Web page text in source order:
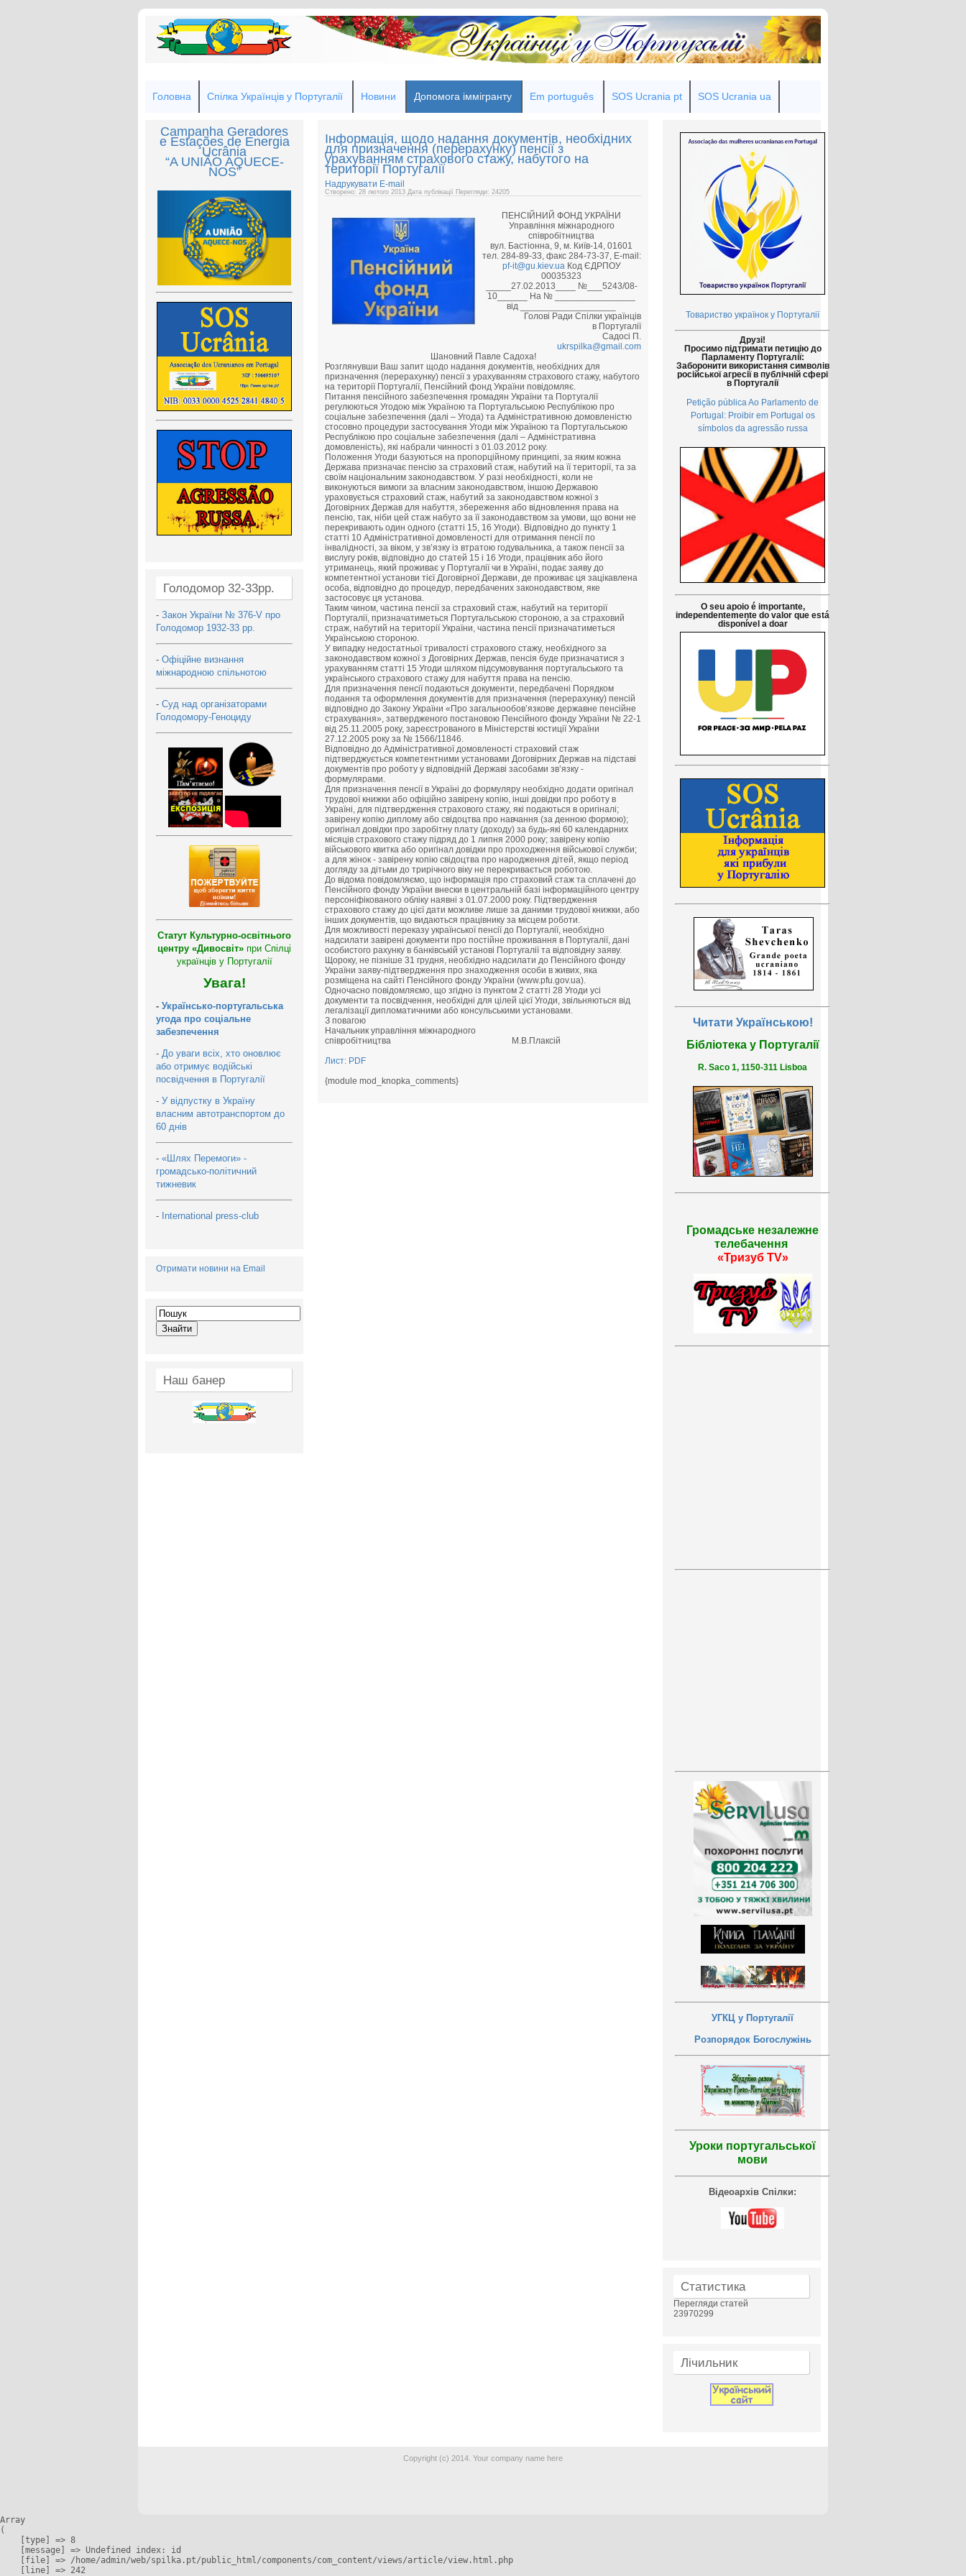
Головна Спілка Українців у Португалії Новини Допомога іммігранту Em português SOS Ucrania pt SOS Ucrania ua
Campanha Geradores
e Estações de Energia
Ucrânia
“A UNIÃO AQUECE-
NOS”
Голодомор 32-33рр.
- Закон України № 376-V про
Голодомор 1932-33 рр.
- Офіційне визнання
міжнародною спільнотою
- Суд над організаторами
Голодомору-Геноциду
Статут Культурно-освітнього
центру «Дивосвіт» при Спілці
українців у Португалії
Увага!
- Українсько-португальська
угода про соціальне
забезпечення
- До уваги всіх, хто оновлює
або отримує водійські
посвідчення в Португалії
- У відпустку в Україну
власним автотранспортом до
60 днів
- «Шлях Перемоги» -
громадсько-політичний
тижневик
- International press-club
Отримати новини на Email
Наш банер
Інформація, щодо надання документів, необхідних
для призначення (перерахунку) пенсії з
урахуванням страхового стажу, набутого на
території Португалії
Надрукувати E-mail
Створено: 28 лютого 2013 Дата публікації Перегляди: 24205
ПЕНСІЙНИЙ ФОНД УКРАЇНИ
Управління міжнародного
співробітництва
вул. Бастіонна, 9, м. Київ-14, 01601
тел. 284-89-33, факс 284-73-37, E-mail:
pf-it@gu.kiev.uaКод ЄДРПОУ
00035323
_____27.02.2013____ №___5243/08-
10______ На № ________________
від ___________________
Голові Ради Спілки українців
в Португалії
Садосі П.
ukrspilka@gmail.com
Шановний Павле Садоха!
Розглянувши Ваш запит щодо надання документів, необхідних для
призначення (перерахунку) пенсії з урахуванням страхового стажу, набутого
на території Португалії, Пенсійний фонд України повідомляє.
Питання пенсійного забезпечення громадян України та Португалії
регулюються Угодою між Україною та Португальською Республікою про
соціальне забезпечення (далі – Угода) та Адміністративною домовленістю
стосовно процедури застосування Угоди між Україною та Португальською
Республікою про соціальне забезпечення (далі – Адміністративна
домовленість), які набрали чинності з 01.03.2012 року.
Положення Угоди базуються на пропорційному принципі, за яким кожна
Держава призначає пенсію за страховий стаж, набутий на її території, та за
своїм національним законодавством. У разі необхідності, коли не
виконуються вимоги за власним законодавством, іншою Державою
ураховується страховий стаж, набутий за законодавством кожної з
Договірних Держав для набуття, збереження або відновлення права на
пенсію, так, ніби цей стаж набуто за її законодавством за умови, що вони не
перекривають один одного (статті 15, 16 Угоди). Відповідно до пункту 1
статті 10 Адміністративної домовленості для отримання пенсії по
інвалідності, за віком, у зв’язку із втратою годувальника, а також пенсії за
вислугу років, відповідно до статей 15 і 16 Угоди, працівник або його
утриманець, який проживає у Португалії чи в Україні, подає заяву до
компетентної установи тієї Договірної Держави, де проживає ця зацікавлена
особа, відповідно до процедур, передбачених законодавством, яке
застосовує ця установа.
Таким чином, частина пенсії за страховий стаж, набутий на території
Португалії, призначатиметься Португальською стороною, а за страховий
страж, набутий на території України, частина пенсії призначатиметься
Українською стороною.
У випадку недостатньої тривалості страхового стажу, необхідного за
законодавством кожної з Договірних Держав, пенсія буде призначатися з
урахуванням статті 15 Угоди шляхом підсумовування португальського та
українського страхового стажу для набуття права на пенсію.
Для призначення пенсії подаються документи, передбачені Порядком
подання та оформлення документів для призначення (перерахунку) пенсій
відповідно до Закону України «Про загальнообов’язкове державне пенсійне
страхування», затвердженого постановою Пенсійного фонду України № 22-1
від 25.11.2005 року, зареєстрованого в Міністерстві юстиції України
27.12.2005 року за № 1566/11846.
Відповідно до Адміністративної домовленості страховий стаж
підтверджується компетентними установами Договірних Держав на підставі
документів про роботу у відповідній Державі засобами зв’язку -
формулярами.
Для призначення пенсії в Україні до формуляру необхідно додати оригінал
трудової книжки або офіційно завірену копію, інші довідки про роботу в
Україні, для підтвердження страхового стажу, які подаються в оригіналі;
завірену копію диплому або свідоцтва про навчання (за денною формою);
оригінал довідки про заробітну плату (доходу) за будь-які 60 календарних
місяців страхового стажу підряд до 1 липня 2000 року; завірену копію
військового квитка або оригінал довідки про проходження військової служби;
а для жінок - завірену копію свідоцтва про народження дітей, якщо період
догляду за дітьми до трирічного віку не перекривається роботою.
До відома повідомляємо, що інформація про страховий стаж та сплачені до
Пенсійного фонду України внески в центральній базі інформаційного центру
персоніфікованого обліку наявні з 01.07.2000 року. Підтвердження
страхового стажу до цієї дати можливе лише за даними трудової книжки, або
інших документів, що видаються працівнику за місцем роботи.
Для можливості переказу української пенсії до Португалії, необхідно
надсилати завірені документи про постійне проживання в Португалії, дані
особистого рахунку в банківській установі Португалії та відповідну заяву.
Щороку, не пізніше 31 грудня, необхідно надсилати до Пенсійного фонду
України заяву-підтвердження про знаходження особи в живих, яка
розміщена на сайті Пенсійного фонду України (www.pfu.gov.ua).
Одночасно повідомляємо, що згідно із пунктом 2 статті 28 Угоди усі
документи та посвідчення, необхідні для цілей цієї Угоди, звільняються від
легалізації дипломатичними або консульськими установами.
З повагою
Начальник управління міжнародного
співробітництва М.В.Плаксій
Лист: PDF
{module mod_knopka_comments}
Товариство українок у Португалії
Друзі!
Просимо підтримати петицію до
Парламенту Португалії:
Заборонити використання символів
російської агресії в публічній сфері
в Португалії
Petição pública Ao Parlamento de
Portugal: Proibir em Portugal os
símbolos da agressão russa
O seu apoio é importante,
independentemente do valor que está
disponível a doar
Читати Українською!
Бібліотека у Португалії
R. Saco 1, 1150-311 Lisboa
Громадське незалежне
телебачення
«Тризуб TV»
УГКЦ у Португалії
Розпорядок Богослужінь
Уроки португальської
мови
Відеоархів Спілки:
Статистика
Перегляди статей
23970299
Лічильник
Copyright (c) 2014. Your company name here
Array
(
    [type] => 8
    [message] => Undefined index: id
    [file] => /home/admin/web/spilka.pt/public_html/components/com_content/views/article/view.html.php
    [line] => 242